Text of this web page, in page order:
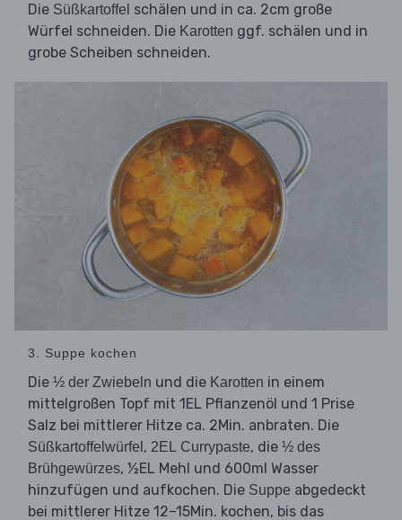
Die Süßkartoffel schälen und in ca. 2cm große
Würfel schneiden. Die Karotten ggf. schälen und in
grobe Scheiben schneiden.
3. Suppe kochen
Die ½ der Zwiebeln und die Karotten in einem
mittelgroßen Topf mit 1EL Pflanzenöl und 1 Prise
Salz bei mittlerer Hitze ca. 2Min. anbraten. Die
Süßkartoffelwürfel , 2EL Currypaste, die ½ des
Brühgewürzes, ½EL Mehl und 600ml Wasser
hinzufügen und aufkochen. Die Suppe abgedeckt
bei mittlerer Hitze 12–15Min. kochen, bis das